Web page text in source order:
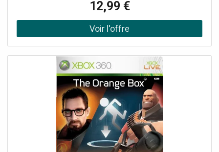
18 Jahren Bitte beachten Sie bei USK 18 Spielen folgende
wichtige Hinweise : Diese Spiele werden nur an Personen
eigenhändig, medium : Computerspiel, 0 : PC, 0 : Windows
2000, 1 : Windows Vista, 2 : Windows XP, releaseDate :
12,99 €